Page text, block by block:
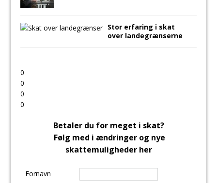
Stor erfaring i skat
over landegrænserne
0
0
0
0
Betaler du for meget i skat?
Følg med i ændringer og nye
skattemuligheder her
Fornavn